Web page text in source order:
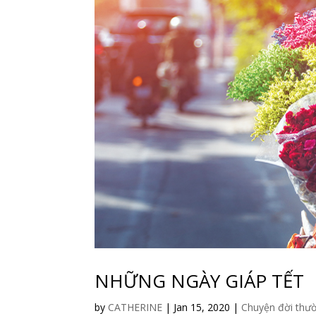
NHỮNG NGÀY GIÁP TẾT
by CATHERINE | Jan 15, 2020 | Chuyện đời